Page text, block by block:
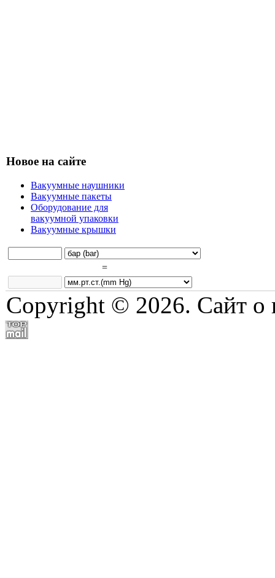
Новое на сайте
Вакуумные наушники
Вакуумные пакеты
Оборудование для
вакуумной упаковки
Вакуумные крышки
=
Copyright © 2026. Сайт о